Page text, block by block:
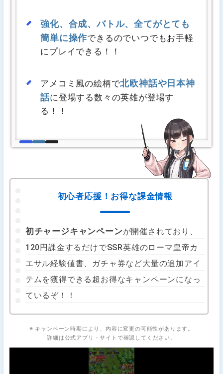
強化、合成、バトル、全てがとても
簡単に操作できるのでいつでもお手軽
にプレイできる！！
アメコミ風の絵柄で北欧神話や日本神
話に登場する数々の英雄が登場す
る！！
初心者応援！お得な課金情報
初チャージキャンペーンが開催されており、
120円課金するだけでSSR英雄のローマ皇帝カ
エサル経験値書、ガチャ券など大量の追加アイ
テムを獲得できる超お得なキャンペーンになっ
ているぞ！！
※ キャンペーン時期により、内容に変更の可能性があります。
詳細は公式アプリ・サイトで確認してください。